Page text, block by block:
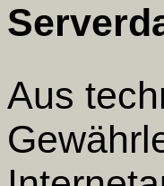
Aus